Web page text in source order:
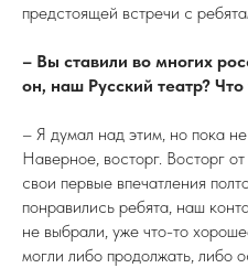
предстоящей встречи с
– Вы ставили во многих
он, наш Русский театр?
– Я думал над этим, но пока
Наверное, восторг. Восторг
свои первые впечатления
понравились ребята, наш
не выбрали, уже что-то
могли либо продолжать, либо